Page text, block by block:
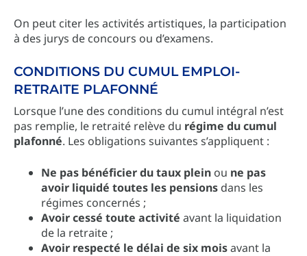
On peut citer les activités artistiques, la participation
à des jurys de concours ou d’examens.
CONDITIONS DU CUMUL EMPLOI-
RETRAITE PLAFONNÉ
Lorsque l’une des conditions du cumul intégral n’est
pas remplie, le retraité relève du régime du cumul
plafonné. Les obligations suivantes s’appliquent :
Ne pas bénéficier du taux plein ou ne pas
avoir liquidé toutes les pensions dans les
régimes concernés ;
Avoir cessé toute activité avant la liquidation
de la retraite ;
Avoir respecté le délai de six moisavant la